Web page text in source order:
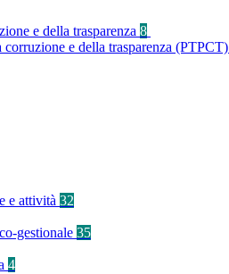
e della trasparenza 8
e della trasparenza (PTPCT)
e attività 32
gestionale 35
4